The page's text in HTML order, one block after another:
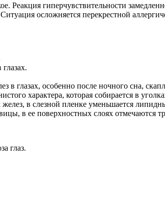
Реакция гиперчувствительности
осложняется перекрестной
в глазах, особенно после ночного сна,
характера, которая собирается в
в слезной пленке уменьшается
в ее поверхностных слоях отмечаются
глаз.